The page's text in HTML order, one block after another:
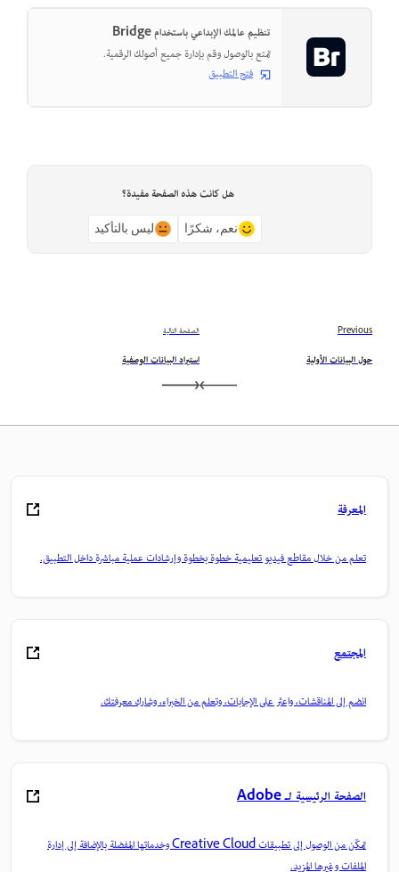
تنظيم عالمك الإبداعي باستخدام Bridge
تمتع بالوصول وقم بإدارة جميع أصولك الرقمية.
فتح التطبيق
هل كانت هذه الصفحة مفيدة؟
نعم، شكرًا ليس بالتأكيد
Previous
حول البيانات الأولية
الصفحة التالية
استيراد البيانات الوصفية
المعرفة
تعلم من خلال مقاطع فيديو تعليمية خطوة بخطوة وإرشادات عملية مباشرة داخل التطبيق.
المجتمع
انضم إلى المناقشات، واعثر على الإجابات، وتعلم من الخبراء، وشارك معرفتك.
الصفحة الرئيسية لـ Adobe
تمكّن من الوصول إلى تطبيقات Creative Cloud وخدماتها المفضلة بالإضافة إلى إدارة
الملفات وغيرها المزيد.